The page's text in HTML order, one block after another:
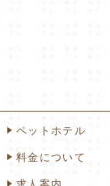
ペットホテル
料金について